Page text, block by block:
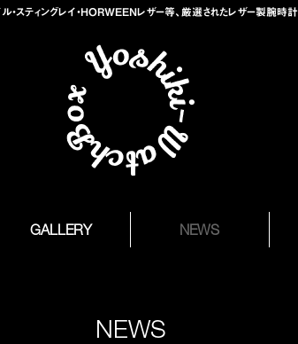
・スティングレイ・HORWEENレザー等、厳選されたレザー製腕
GALLERY NEWS
NEWS